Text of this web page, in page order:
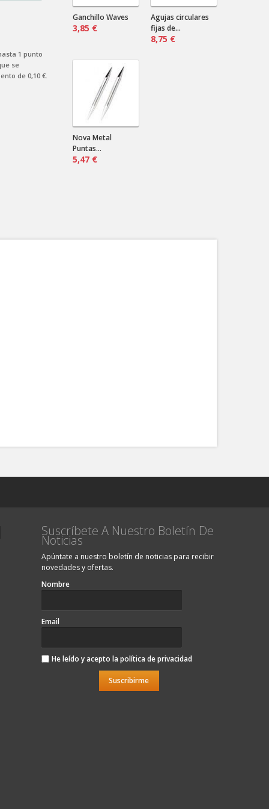
Envían a Uruguay? Que precio sería
por más de un par?
Ganchillo Waves
3,85 €
Agujas circulares
fijas de...
8,75 €
Nova Metal
Puntas...
5,47 €
1 punto
se
de 0,10 €.
Suscríbete A Nuestro Boletín De
Noticias
Apúntate a nuestro boletín de noticias para recibir
novedades y ofertas.
Nombre
Email
He leído y acepto la política de privacidad
Suscribirme